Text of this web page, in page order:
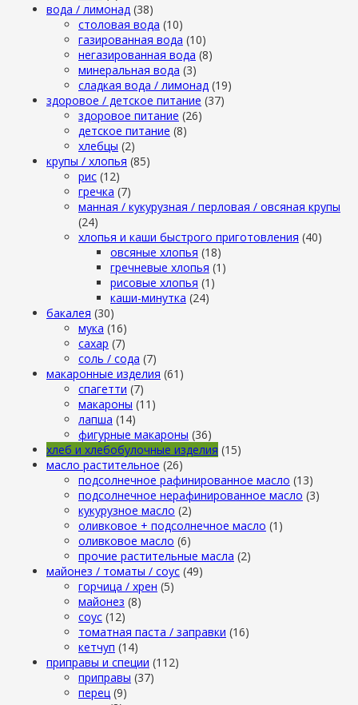
вода / лимонад (38)
столовая вода (10)
газированная вода (10)
негазированная вода (8)
минеральная вода (3)
сладкая вода / лимонад (19)
здоровое / детское питание (37)
здоровое питание (26)
детское питание (8)
хлебцы (2)
крупы / хлопья (85)
рис (12)
гречка (7)
манная / кукурузная / перловая / овсяная крупы
(24)
хлопья и каши быстрого приготовления (40)
овсяные хлопья (18)
гречневые хлопья (1)
рисовые хлопья (1)
каши-минутка (24)
бакалея (30)
мука (16)
сахар (7)
cоль / cода (7)
макаронные изделия (61)
cпагетти (7)
макароны (11)
лапша (14)
фигурные макароны (36)
хлеб и хлебобулочные изделия (15)
масло растительное (26)
подсолнечное рафинированное масло (13)
подсолнечное нерафинированное масло (3)
кукурузное масло (2)
оливковое + подсолнечное масло (1)
оливковое масло (6)
прочие растительные масла (2)
майонез / томаты / соус (49)
горчица / хрен (5)
майонез (8)
соус (12)
томатная паста / заправки (16)
кетчуп (14)
приправы и специи (112)
приправы (37)
перец (9)